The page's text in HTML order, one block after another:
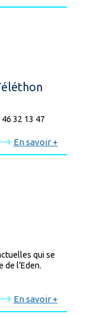
32 13 47
En savoir +
qui se
l’Eden.
En savoir +